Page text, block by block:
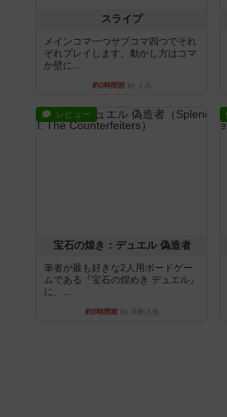
スライプ
メインコマ一つサブコマ四つでそれ
ぞれプレイします。動かし方はコマ
か壁に...
約3時間前by くみ
レビュー
宝石の煌き：デュエル 偽造者
筆者が最も好きな2人用ボードゲー
ムである『宝石の煌めき デュエル』
に、...
約5時間前by 手動人形